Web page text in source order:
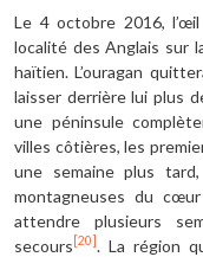
Le 4 octobre 2016,
localité des Anglais sur
haïtien. L’ouragan
laisser derrière lui plus
une péninsule
villes côtières, les
une semaine plus
montagneuses du
attendre plusieurs
secours [20] . La région